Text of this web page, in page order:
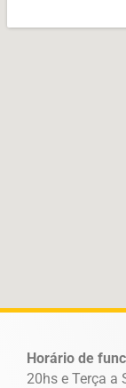
Horário de
20hs e Terça a